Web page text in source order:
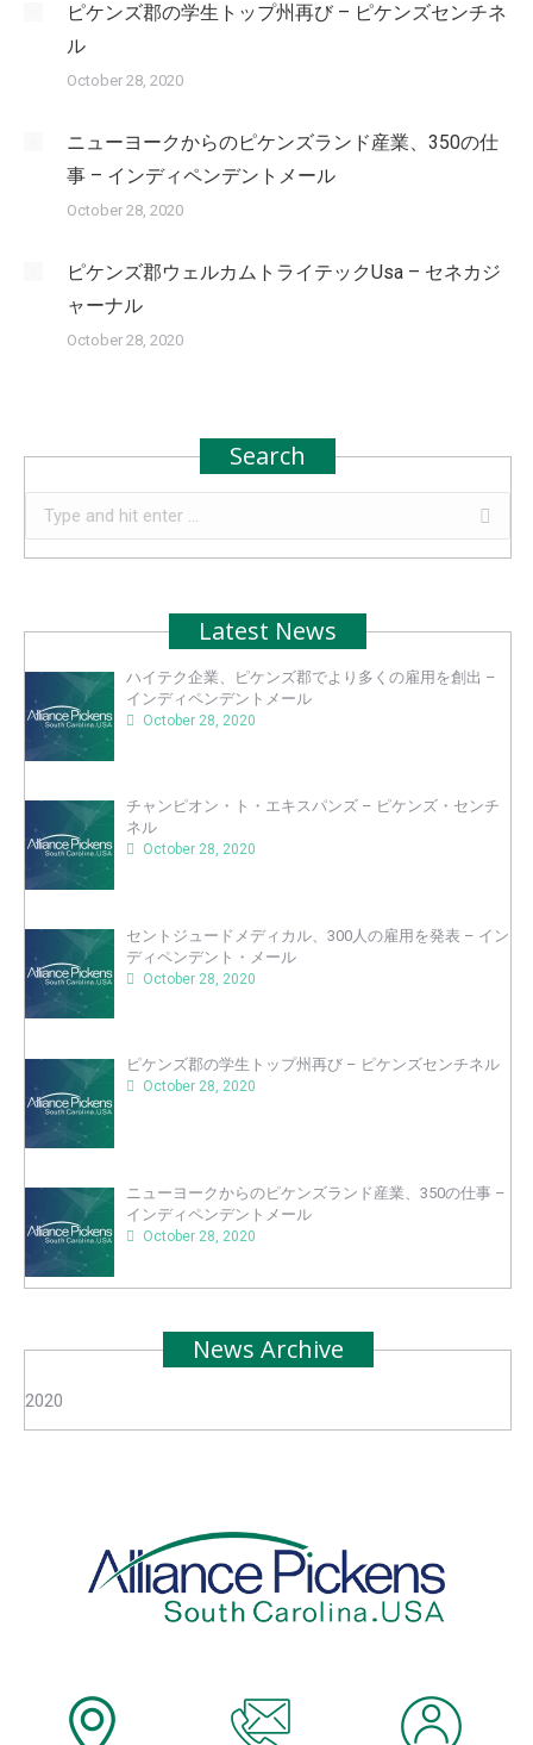
ピケンズ郡の学生トップ州再び – ピケンズセンチネ
ル
October 28, 2020
ニューヨークからのピケンズランド産業、350の仕
事 – インディペンデントメール
October 28, 2020
ピケンズ郡ウェルカムトライテックUsa – セネカジ
ャーナル
October 28, 2020
Search
Search:
Latest News
ハイテク企業、ピケンズ郡でより多くの雇用を創出 –
インディペンデントメール
October 28, 2020
チャンピオン・ト・エキスパンズ – ピケンズ・センチ
ネル
October 28, 2020
セントジュードメディカル、300人の雇用を発表 – イン
ディペンデント・メール
October 28, 2020
ピケンズ郡の学生トップ州再び – ピケンズセンチネル
October 28, 2020
ニューヨークからのピケンズランド産業、350の仕事 –
インディペンデントメール
October 28, 2020
News Archive
2020